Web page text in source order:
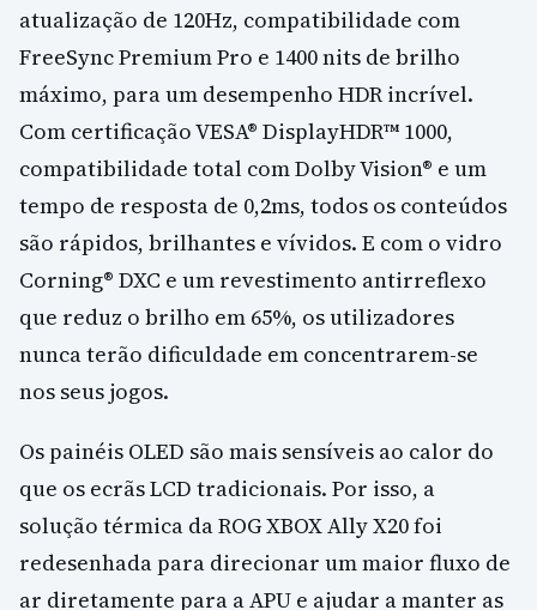
atualização de 120Hz, compatibilidade com
FreeSync Premium Pro e 1400 nits de brilho
máximo, para um desempenho HDR incrível.
Com certificação VESA® DisplayHDR™ 1000,
compatibilidade total com Dolby Vision® e um
tempo de resposta de 0,2ms, todos os conteúdos
são rápidos, brilhantes e vívidos. E com o vidro
Corning® DXC e um revestimento antirreflexo
que reduz o brilho em 65%, os utilizadores
nunca terão dificuldade em concentrarem-se
nos seus jogos.
Os painéis OLED são mais sensíveis ao calor do
que os ecrãs LCD tradicionais. Por isso, a
solução térmica da ROG XBOX Ally X20 foi
redesenhada para direcionar um maior fluxo de
ar diretamente para a APU e ajudar a manter as